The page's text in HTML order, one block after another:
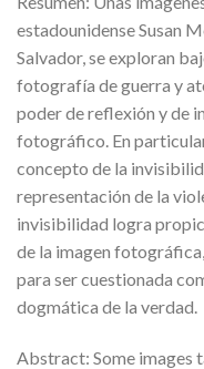
estadounidense Susan
Salvador, se exploran
fotografía de guerra y
poder de reflexión y de
fotográfico. En
concepto de la
representación de la
invisibilidad logra
de la imagen
para ser cuestionada
dogmática de la verdad.
Abstract: Some images